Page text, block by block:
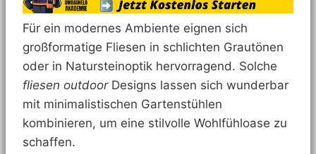
Für ein modernes Ambiente eignen sich
großformatige Fliesen in schlichten Grautönen
oder in Natursteinoptik hervorragend. Solche
fliesen outdoorDesigns lassen sich wunderbar
mit minimalistischen Gartenstühlen
kombinieren, um eine stilvolle Wohlfühloase zu
schaffen.